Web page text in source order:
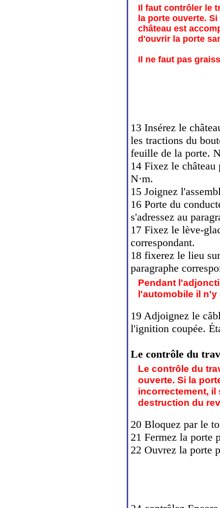
Il faut contrôler le
la porte ouverte.
château est
d'ouvrir la porte
Il ne faut pas
13 Insérez le
les tractions du
feuille de la porte.
14 Fixez le
N·m.
15 Joignez
16 Porte du
s'adressez au
17 Fixez le lève-
correspondant.
18 fixerez le lieu
paragraphe
Pendant
l'automobile il n'y
19 Adjoignez le
l'ignition coupée.
Le contrôle du
Le contrôle du
ouverte. Si la
incorrectement,
destruction du
20 Bloquez par le
21 Fermez la porte
22 Ouvrez la porte